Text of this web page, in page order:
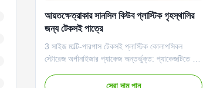
আয়তক্ষেত্রাকার সানসিল কিউব প্লাস্টিক গৃহস্থালির
জন্য টেকসই পাত্রে
3 সাইজ মাল্টি-পারপাস টেকসই প্লাস্টিক কোলাপসিবল
স্টোরেজ অর্গানাইজার প্যাকেজ অন্তর্ভুক্ত: প্যাকেজটিতে 1টি
স্ট্যাকযোগ্য হতে পারে।34*25.5*13 সেমি / 13.39
সেরা দাম পান